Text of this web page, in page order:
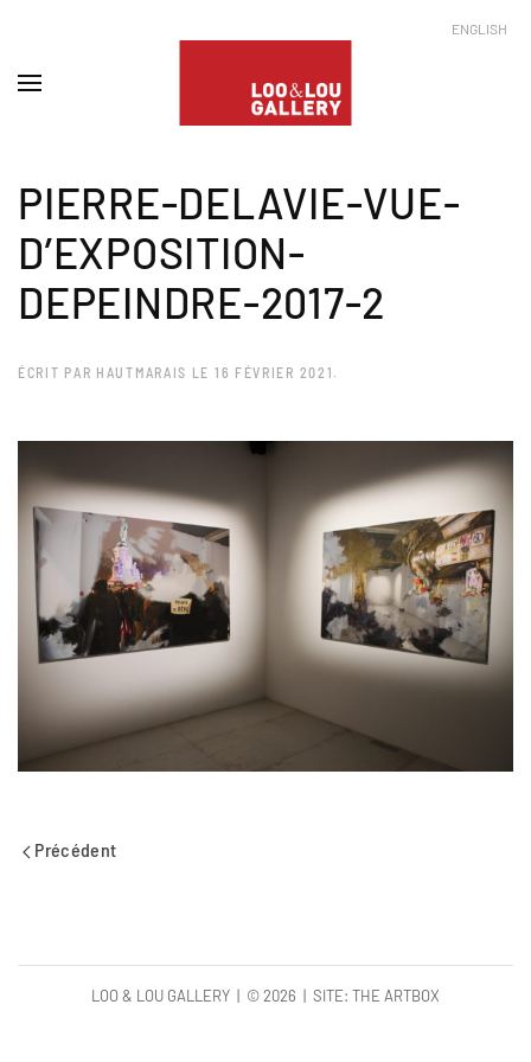
ENGLISH
PIERRE-DELAVIE-VUE-
D’EXPOSITION-
DEPEINDRE-2017-2
ÉCRIT PAR HAUTMARAIS LE 16 FÉVRIER 2021 .
Précédent
LOO & LOU GALLERY | ©2026 | SITE: THE ARTBOX